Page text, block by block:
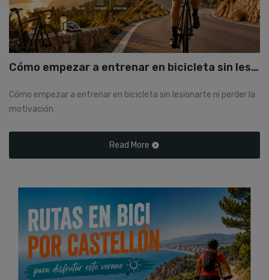
Cómo empezar a entrenar en bicicleta sin lesionarte ni perder la motivación
Cómo empezar a entrenar en bicicleta sin lesionarte ni perder la
motivación
Read More